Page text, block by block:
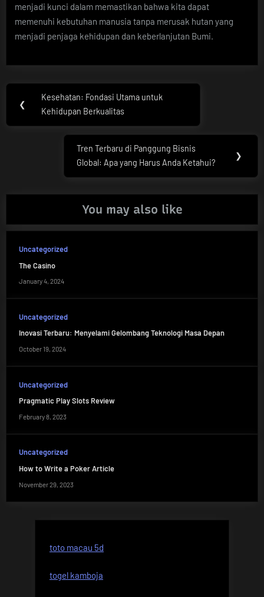
menjadi kunci dalam memastikan bahwa kita dapat
memenuhi kebutuhan manusia tanpa merusak hutan yang
menjadi penjaga kehidupan dan keberlanjutan Bumi.
Post
navigation
❮
Previous
Post:
Kesehatan: Fondasi Utama untuk
Kehidupan Berkualitas
Next
Post:
Tren Terbaru di Panggung Bisnis
Global: Apa yang Harus Anda Ketahui?
❯
You may also like
Uncategorized
The Casino
January 4, 2024
Uncategorized
Inovasi Terbaru: Menyelami Gelombang Teknologi Masa Depan
October 19, 2024
Uncategorized
Pragmatic Play Slots Review
February 8, 2023
Uncategorized
How to Write a Poker Article
November 29, 2023
toto macau 5d
togel kamboja